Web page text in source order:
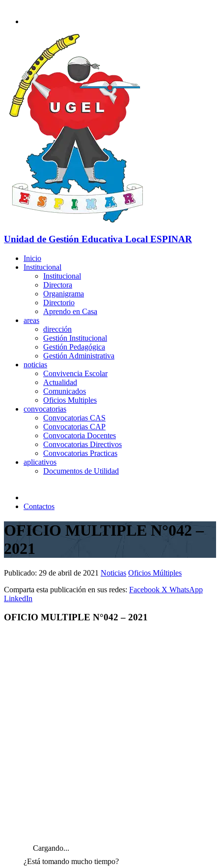
Unidad de Gestión Educativa Local ESPINAR
Inicio
Institucional
Institucional
Directora
Organigrama
Directorio
Aprendo en Casa
areas
dirección
Gestión Institucional
Gestión Pedagógica
Gestión Administrativa
noticias
Convivencia Escolar
Actualidad
Comunicados
Oficios Multiples
convocatorias
Convocatorias CAS
Convocatorias CAP
Convocatoria Docentes
Convocatorias Directivos
Convocatorias Practicas
aplicativos
Documentos de Utilidad
Contactos
OFICIO MULTIPLE N°042 –
2021
Publicado: 29 de abril de 2021 Noticias Oficios Múltiples
Comparta esta publicación en sus redes: Facebook X WhatsApp
LinkedIn
OFICIO MULTIPLE N°042 – 2021
Cargando...
¿Está tomando mucho tiempo?